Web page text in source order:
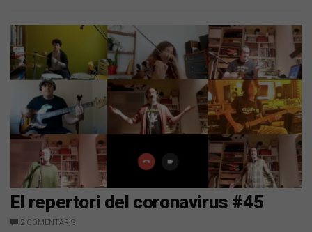
El repertori del coronavirus #45
2 COMENTARIS